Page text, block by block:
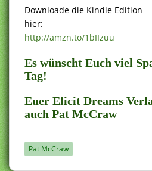
Downloade die Kindle Edition
hier:
http://amzn.to/1bIIzuu
Es wünscht Euch viel
Tag!
Euer Elicit Dreams
auch Pat McCraw
Pat McCraw